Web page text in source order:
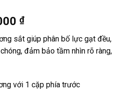
₫.
₫Giá
hiện
tại
là:
sắt giúp phân bố lực gạt đều,
đảm bảo tầm nhìn rõ ràng,
với 1 cặp phía trước